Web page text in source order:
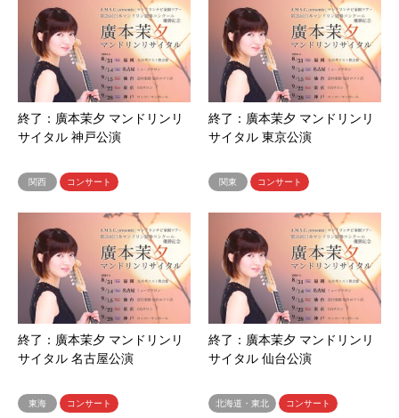
終了：廣本茉夕 マンドリンリ
サイタル 神戸公演
関西 コンサート
終了：廣本茉夕 マンドリンリ
サイタル 東京公演
関東 コンサート
終了：廣本茉夕 マンドリンリ
サイタル 名古屋公演
東海 コンサート
終了：廣本茉夕 マンドリンリ
サイタル 仙台公演
北海道・東北 コンサート